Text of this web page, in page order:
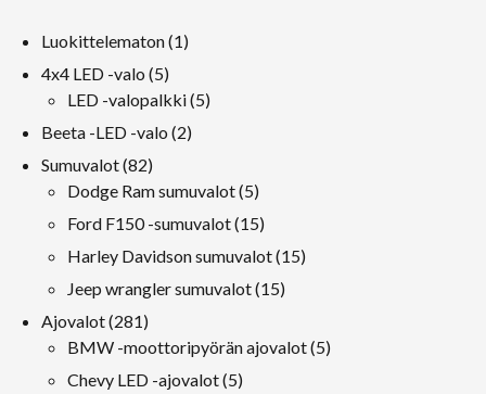
Luokittelematon 11
4x4 LED -valo 55
tuotteet
LED -valopalkki 55
Beeta -LED -valo 22
Sumuvalot 8282
tuotteet
Dodge Ram sumuvalot 55
tuotteet
Ford F150 -sumuvalot 1515
tuotteet
Harley Davidson sumuvalot 1515
Jeep wrangler sumuvalot 1515
Ajovalot 281281
tuotteet
BMW -moottoripyörän ajovalot 55
Chevy LED -ajovalot 55